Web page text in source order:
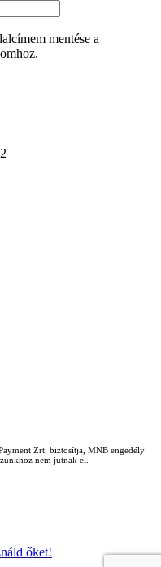
mentése a
Zrt. biztosítja, MNB engedély
nem jutnak el.
őket!